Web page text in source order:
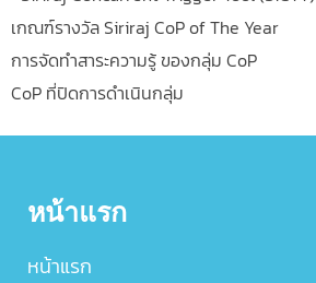
เกณฑ์รางวัล Siriraj CoP of The Year
การจัดทำสาระความรู้ ของกลุ่ม CoP
CoP ที่ปิดการดำเนินกลุ่ม
หน้าแรก
หน้าแรก